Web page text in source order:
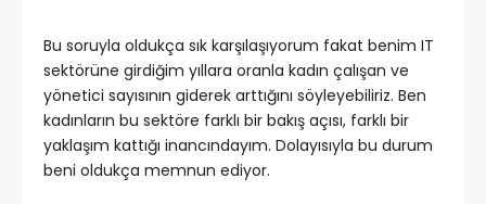
Bu soruyla oldukça sık karşılaşıyorum fakat benim IT
sektörüne girdiğim yıllara oranla kadın çalışan ve
yönetici sayısının giderek arttığını söyleyebiliriz. Ben
kadınların bu sektöre farklı bir bakış açısı, farklı bir
yaklaşım kattığı inancındayım. Dolayısıyla bu durum
beni oldukça memnun ediyor.